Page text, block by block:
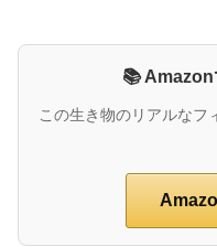
📚 Amazon
この生き物のリアルなフ